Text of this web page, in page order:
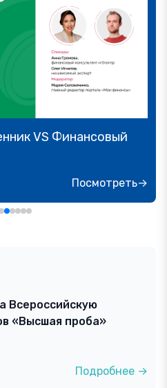
VS Финансовый
Посмотреть→
Всероссийскую
«Высшая проба»
Подробнее →